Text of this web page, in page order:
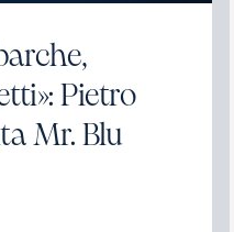
Pietro
Mr. Blu